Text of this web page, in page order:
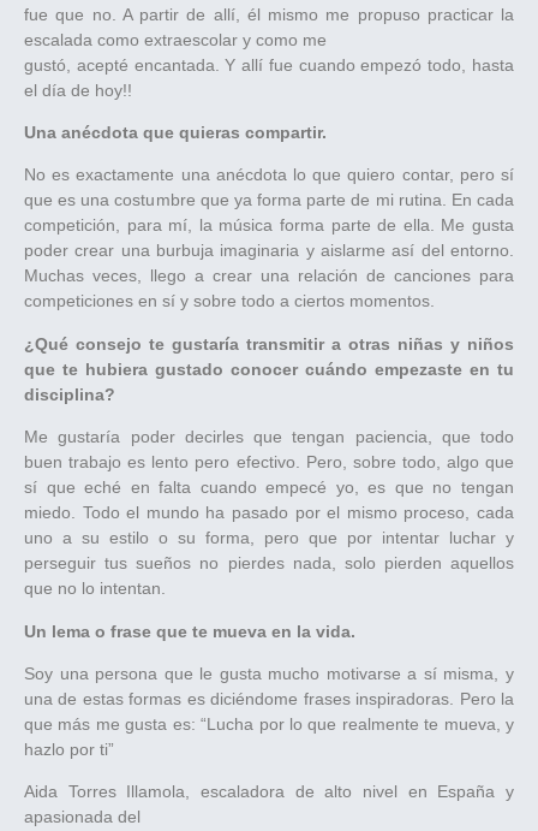
fue que no. A partir de allí, él mismo me propuso practicar la
escalada como extraescolar y como me
gustó, acepté encantada. Y allí fue cuando empezó todo, hasta
el día de hoy!!
Una anécdota que quieras compartir.
No es exactamente una anécdota lo que quiero contar, pero sí
que es una costumbre que ya forma parte de mi rutina. En cada
competición, para mí, la música forma parte de ella. Me gusta
poder crear una burbuja imaginaria y aislarme así del entorno.
Muchas veces, llego a crear una relación de canciones para
competiciones en sí y sobre todo a ciertos momentos.
¿Qué consejo te gustaría transmitir a otras niñas y niños
que te hubiera gustado conocer cuándo empezaste en tu
disciplina?
Me gustaría poder decirles que tengan paciencia, que todo
buen trabajo es lento pero efectivo. Pero, sobre todo, algo que
sí que eché en falta cuando empecé yo, es que no tengan
miedo. Todo el mundo ha pasado por el mismo proceso, cada
uno a su estilo o su forma, pero que por intentar luchar y
perseguir tus sueños no pierdes nada, solo pierden aquellos
que no lo intentan.
Un lema o frase que te mueva en la vida.
Soy una persona que le gusta mucho motivarse a sí misma, y
una de estas formas es diciéndome frases inspiradoras. Pero la
que más me gusta es: “Lucha por lo que realmente te mueva, y
hazlo por ti”
Aida Torres Illamola, escaladora de alto nivel en España y
apasionada del